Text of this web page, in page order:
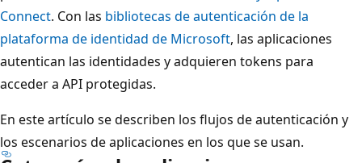
Connect. Con las bibliotecas de autenticación de la
plataforma de identidad de Microsoft, las aplicaciones
autentican las identidades y adquieren tokens para
acceder a API protegidas.
En este artículo se describen los flujos de autenticación y
los escenarios de aplicaciones en los que se usan.